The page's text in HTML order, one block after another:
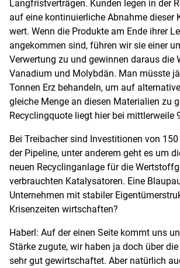
Langfristverträgen. Kunden legen in der
auf eine kontinuierliche Abnahme dieser
wert. Wenn die Produkte am Ende ihrer
angekommen sind, führen wir sie einer
Verwertung zu und gewinnen daraus die
Vanadium und Molybdän. Man müsste
Tonnen Erz behandeln, um auf
gleiche Menge an diesen Materialien zu
Recyclingquote liegt hier bei mittlerweile
Bei Treibacher sind Investitionen von
der Pipeline, unter anderem geht es um
neuen Recyclinganlage für die
verbrauchten Katalysatoren. Eine
Unternehmen mit stabiler
Krisenzeiten wirtschaften?
Haberl: Auf der einen Seite kommt uns
Stärke zugute, wir haben ja doch über
sehr gut gewirtschaftet. Aber natürlich